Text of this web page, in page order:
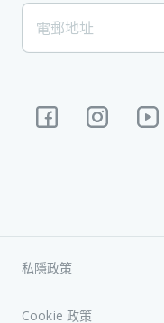
[Footer]
Subscription
電郵地址
私隱政策
Cookie 政策